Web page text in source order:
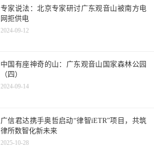
专家说法：北京专家研讨广东观音山被南方电
网拒供电
2024-09-12
中国有座神奇的山：广东观音山国家森林公园
（四）
2024-09-14
广信君达携手奥哲启动“律智iETR”项目，共筑
律所数智化新未来
2025-10-28